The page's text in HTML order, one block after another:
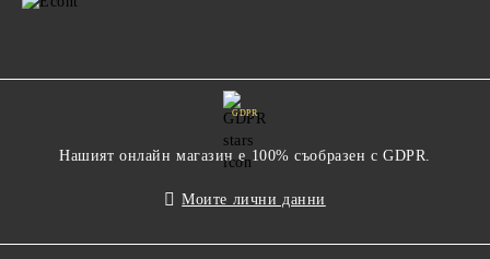
GDPR
Нашият онлайн магазин е 100% съобразен с GDPR.
Моите лични данни